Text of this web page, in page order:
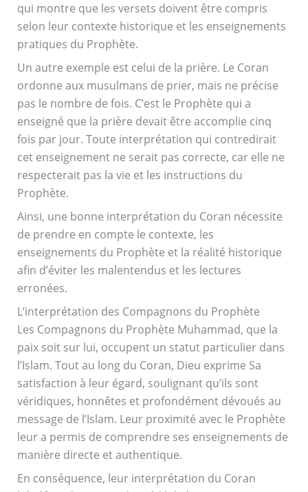
qui montre que les versets doivent être compris
selon leur contexte historique et les enseignements
pratiques du Prophète.
Un autre exemple est celui de la prière. Le Coran
ordonne aux musulmans de prier, mais ne précise
pas le nombre de fois. C’est le Prophète qui a
enseigné que la prière devait être accomplie cinq
fois par jour. Toute interprétation qui contredirait
cet enseignement ne serait pas correcte, car elle ne
respecterait pas la vie et les instructions du
Prophète.
Ainsi, une bonne interprétation du Coran nécessite
de prendre en compte le contexte, les
enseignements du Prophète et la réalité historique
afin d’éviter les malentendus et les lectures
erronées.
L’interprétation des Compagnons du Prophète
Les Compagnons du Prophète Muhammad, que la
paix soit sur lui, occupent un statut particulier dans
l’Islam. Tout au long du Coran, Dieu exprime Sa
satisfaction à leur égard, soulignant qu’ils sont
véridiques, honnêtes et profondément dévoués au
message de l’Islam. Leur proximité avec le Prophète
leur a permis de comprendre ses enseignements de
manière directe et authentique.
En conséquence, leur interprétation du Coran